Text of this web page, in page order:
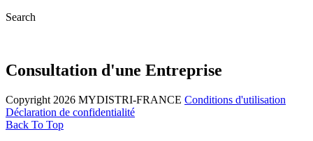
Search
Consultation d'une Entreprise
Copyright 2026 MYDISTRI-FRANCE Conditions d'utilisation
Déclaration de confidentialité
Back To Top